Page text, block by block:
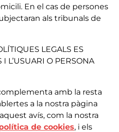
En el cas de persones
als tribunals de
LEGALS ES
I L’USUARI O PERSONA
amb la resta
a la nostra pàgina
avís, com la nostra
de cookies, i els